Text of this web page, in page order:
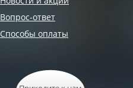
Вопрос-ответ
Способы оплаты